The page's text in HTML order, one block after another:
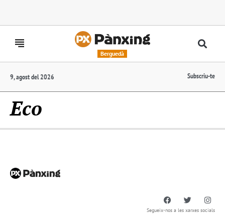
Berguedà
9, agost del 2026 Subscriu-te
Eco
Segueix-nos a les xarxes socials